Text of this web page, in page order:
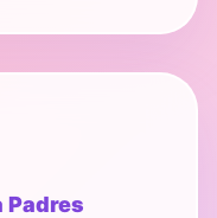
Padres